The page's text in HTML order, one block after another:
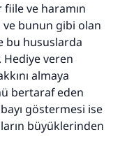
ve haramın
bunun gibi olan
bu hususlarda
veren
almaya
bertaraf eden
göstermesi ise
büyüklerinden